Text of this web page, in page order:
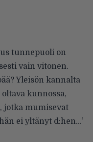
tunnepuoli on
vain vitonen.
Yleisön kannalta
kunnossa,
jotka mumisevat
ei yltänyt d:hen…’